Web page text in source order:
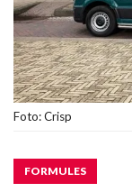
Foto: Crisp
FORMULES